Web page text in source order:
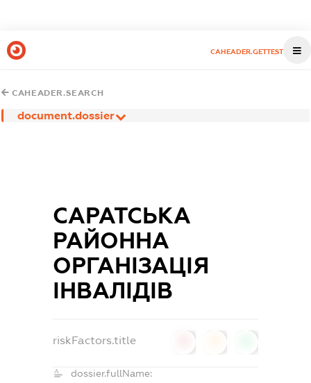
CAHEADER.GETTEST
CAHEADER.SEARCH
document.dossier
САРАТСЬКА
РАЙОННА
ОРГАНІЗАЦІЯ
ІНВАЛІДІВ
riskFactors.title
dossier.fullName: